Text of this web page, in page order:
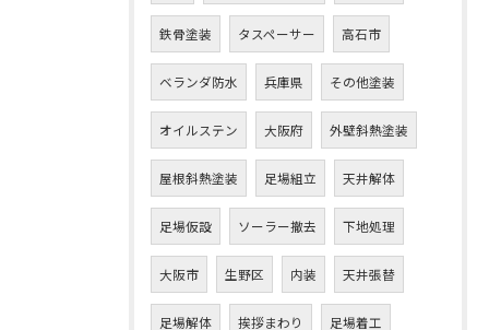
鉄骨塗装 タスペーサー 高石市
ベランダ防水 兵庫県 その他塗装
オイルステン 大阪府 外壁斜熱塗装
屋根斜熱塗装 足場組立 天井解体
足場仮設 ソーラー撤去 下地処理
大阪市 生野区 内装 天井張替
足場解体 挨拶まわり 足場着工